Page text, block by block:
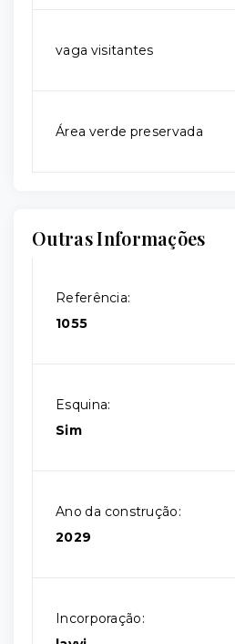
vaga visitantes
Área verde preservada
Outras Informações
Referência:
1055
Esquina:
Sim
Ano da construção:
2029
Incorporação: